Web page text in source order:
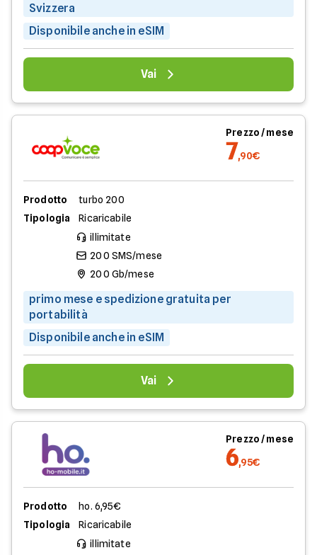
Svizzera
Disponibile anche in eSIM
Vai
Prezzo / mese
7,90€
Prodotto
turbo 200
Tipologia
Ricaricabile
illimitate
200 SMS/mese
200 Gb/mese
primo mese e spedizione gratuita per
portabilità
Disponibile anche in eSIM
Vai
Prezzo / mese
6,95€
Prodotto
ho. 6,95€
Tipologia
Ricaricabile
illimitate